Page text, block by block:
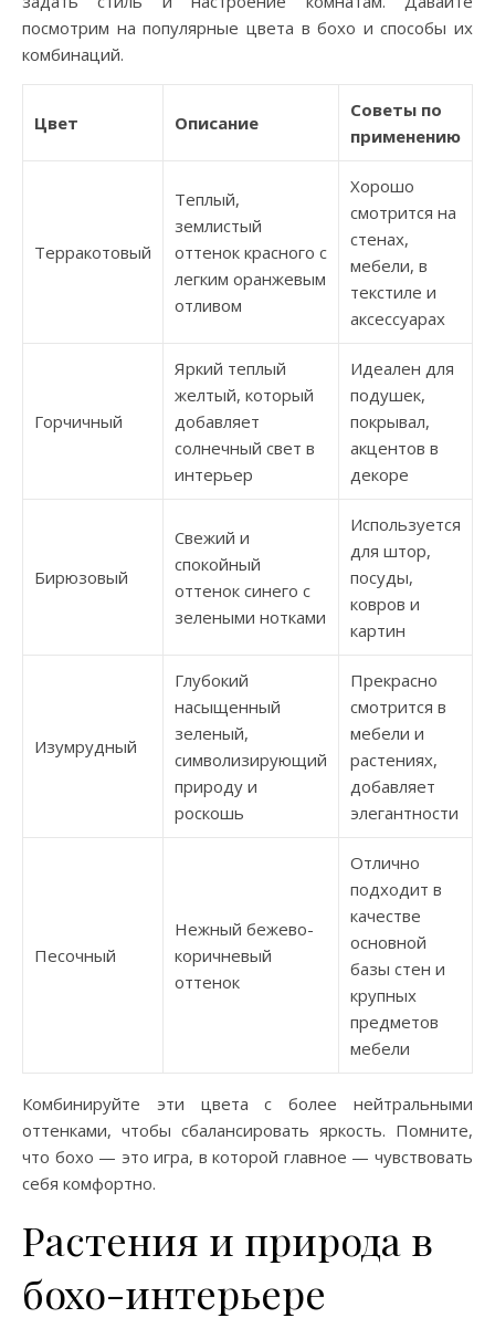
посмотрим на популярные цвета в бохо и способы их
комбинаций.
Цвет Описание
Советы по
применению
Терракотовый
Теплый,
землистый
оттенок красного с
легким оранжевым
отливом
Хорошо
смотрится на
стенах,
мебели, в
текстиле и
аксессуарах
Горчичный
Яркий теплый
желтый, который
добавляет
солнечный свет в
интерьер
Идеален для
подушек,
покрывал,
акцентов в
декоре
Бирюзовый
Свежий и
спокойный
оттенок синего с
зелеными нотками
Используется
для штор,
посуды,
ковров и
картин
Изумрудный
Глубокий
насыщенный
зеленый,
символизирующий
природу и
роскошь
Прекрасно
смотрится в
мебели и
растениях,
добавляет
элегантности
Песочный
Нежный бежево-
коричневый
оттенок
Отлично
подходит в
качестве
основной
базы стен и
крупных
предметов
мебели
Комбинируйте эти цвета с более нейтральными
оттенками, чтобы сбалансировать яркость. Помните,
что бохо — это игра, в которой главное — чувствовать
себя комфортно.
Растения и природа в
бохо-интерьере